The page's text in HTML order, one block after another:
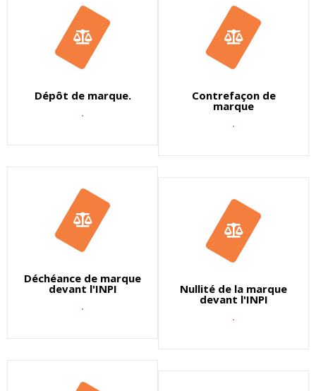
Dépôt de marque.
.
Déchéance de marque
devant l'INPI
.
Contrefaçon de
marque
.
Nullité de la marque
devant l'INPI
.